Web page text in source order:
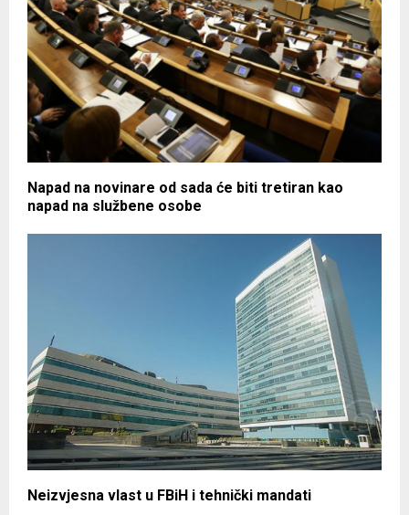
Napad na novinare od sada će biti tretiran kao
napad na službene osobe
Neizvjesna vlast u FBiH i tehnički mandati